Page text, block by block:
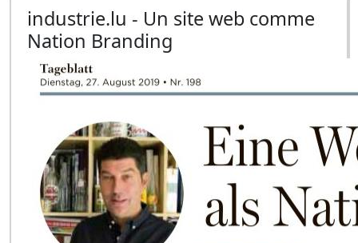
industrie.lu - Un site web comme
Nation Branding